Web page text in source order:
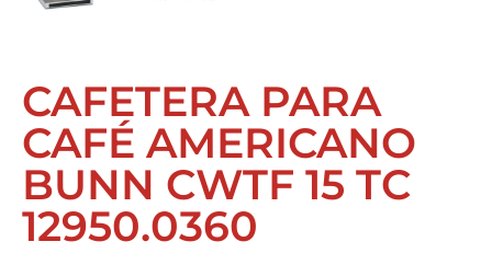
CAFETERA PARA
CAFÉ AMERICANO
BUNN CWTF 15 TC
12950.0360